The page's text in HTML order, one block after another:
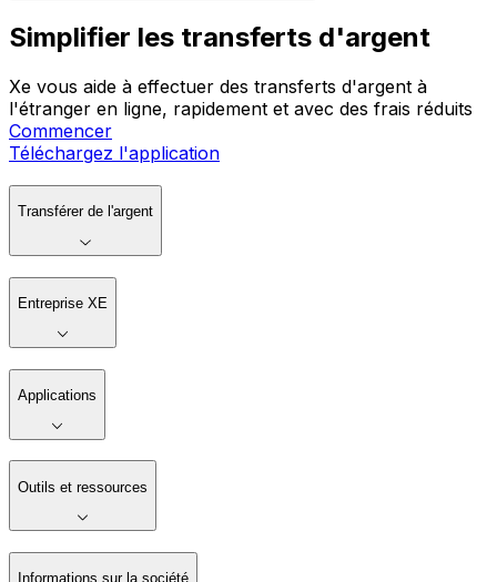
Simplifier les transferts d'argent
Xe vous aide à effectuer des transferts d'argent à
l'étranger en ligne, rapidement et avec des frais réduits
Commencer
Téléchargez l'application
Transférer de l'argent
Entreprise XE
Applications
Outils et ressources
Informations sur la société